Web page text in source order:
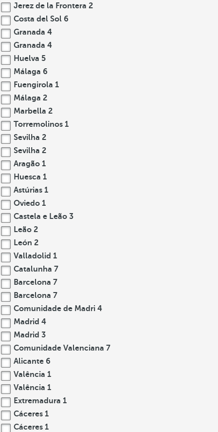
Jerez de la Frontera 2
Costa del Sol 6
Granada 4
Granada 4
Huelva 5
Málaga 6
Fuengirola 1
Málaga 2
Marbella 2
Torremolinos 1
Sevilha 2
Sevilha 2
Aragão 1
Huesca 1
Astúrias 1
Oviedo 1
Castela e Leão 3
Leão 2
León 2
Valladolid 1
Catalunha 7
Barcelona 7
Barcelona 7
Comunidade de Madri 4
Madrid 4
Madrid 3
Comunidade Valenciana 7
Alicante 6
Valência 1
Valência 1
Extremadura 1
Cáceres 1
Cáceres 1